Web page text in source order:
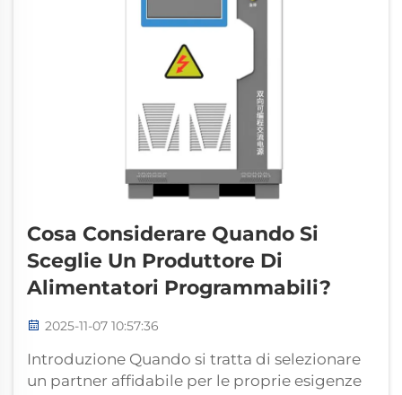
Cosa Considerare Quando Si
Sceglie Un Produttore Di
Alimentatori Programmabili?
2025-11-07 10:57:36
Introduzione Quando si tratta di selezionare
un partner affidabile per le proprie esigenze